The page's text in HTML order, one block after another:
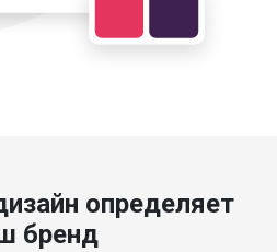
определяет
бренд